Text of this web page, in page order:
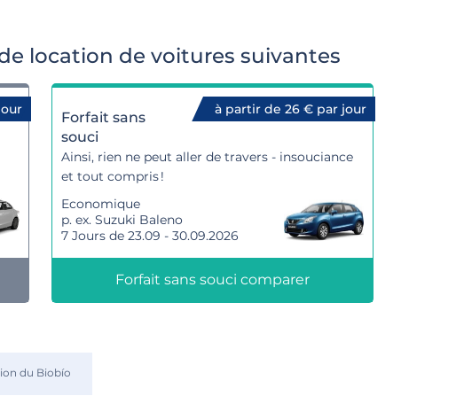
location de voitures suivantes
à partir de 26 € par jour
Forfait sans
souci
Ainsi, rien ne peut aller de travers - insouciance
et tout compris !
Economique
p. ex. Suzuki Baleno
7 Jours de 23.09 - 30.09.2026
Forfait sans souci comparer
du Biobío